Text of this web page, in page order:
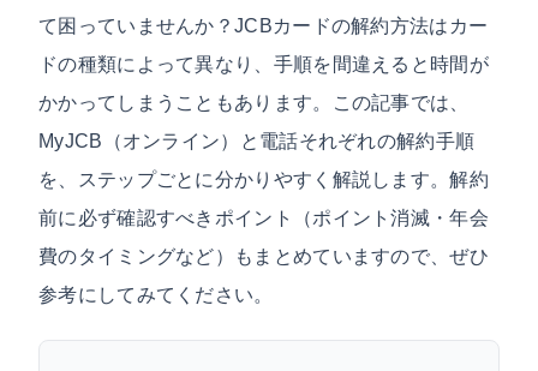
て困っていませんか？JCBカードの解約方法はカー
ドの種類によって異なり、手順を間違えると時間が
かかってしまうこともあります。この記事では、
MyJCB（オンライン）と電話それぞれの解約手順
を、ステップごとに分かりやすく解説します。解約
前に必ず確認すべきポイント（ポイント消滅・年会
費のタイミングなど）もまとめていますので、ぜひ
参考にしてみてください。